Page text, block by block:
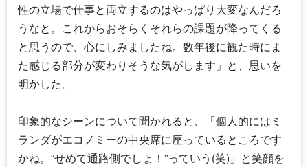
性の立場で仕事と両立するのはやっぱり大変なんだろ
うなと。これからおそらくそれらの課題が降ってくる
と思うので、心にしみましたね。数年後に観た時にま
た感じる部分が変わりそうな気がします」と、思いを
明かした。
印象的なシーンについて聞かれると、「個人的にはミ
ランダがエコノミーの中央席に座っているところです
かね。“せめて通路側でしょ！”っていう(笑)」と笑顔を